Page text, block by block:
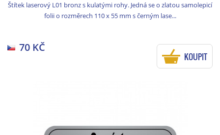
Štítek laserový L01 bronz s kulatými rohy. Jedná se o zlatou samolepicí
folii o rozměrech 110 x 55 mm s černým lase...
70 KČ
KOUPIT